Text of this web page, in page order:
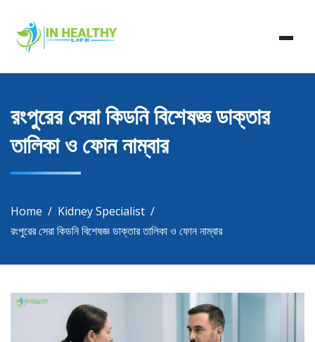
content
In Healthy Life
In Healthy Life, Healthy Life, Health Life, Doctor List,
Doctor Listing
রংপুরের সেরা কিডনি বিশেষজ্ঞ ডাক্তার
তালিকা ও ফোন নাম্বার
Home
Kidney Specialist
রংপুরের সেরা কিডনি বিশেষজ্ঞ ডাক্তার তালিকা ও ফোন নাম্বার